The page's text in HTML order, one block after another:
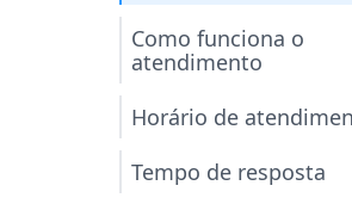
Como funciona o
atendimento
Horário de
Tempo de resposta